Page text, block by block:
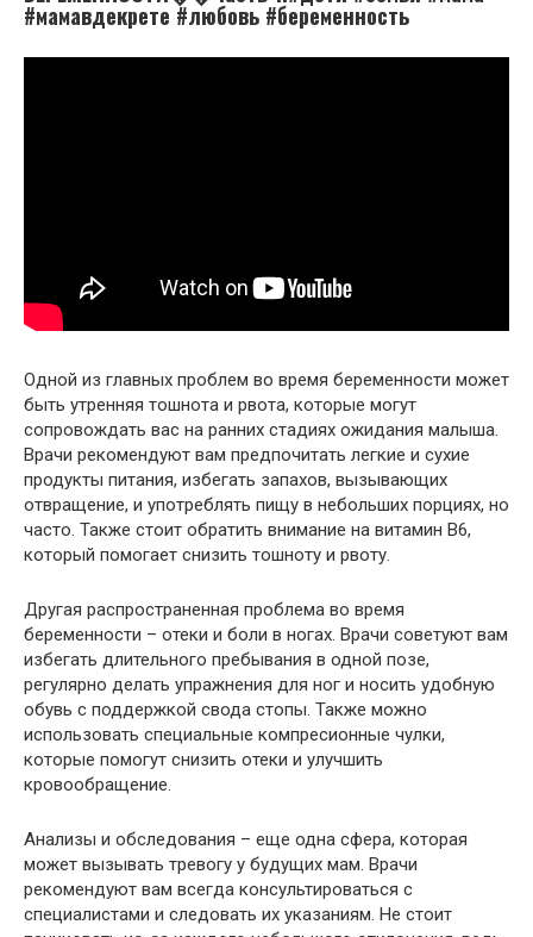
#мамавдекрете #любовь #беременность
Одной из главных проблем во время беременности может
быть утренняя тошнота и рвота, которые могут
сопровождать вас на ранних стадиях ожидания малыша.
Врачи рекомендуют вам предпочитать легкие и сухие
продукты питания, избегать запахов, вызывающих
отвращение, и употреблять пищу в небольших порциях, но
часто. Также стоит обратить внимание на витамин В6,
который помогает снизить тошноту и рвоту.
Другая распространенная проблема во время
беременности – отеки и боли в ногах. Врачи советуют вам
избегать длительного пребывания в одной позе,
регулярно делать упражнения для ног и носить удобную
обувь с поддержкой свода стопы. Также можно
использовать специальные компресионные чулки,
которые помогут снизить отеки и улучшить
кровообращение.
Анализы и обследования – еще одна сфера, которая
может вызывать тревогу у будущих мам. Врачи
рекомендуют вам всегда консультироваться с
специалистами и следовать их указаниям. Не стоит